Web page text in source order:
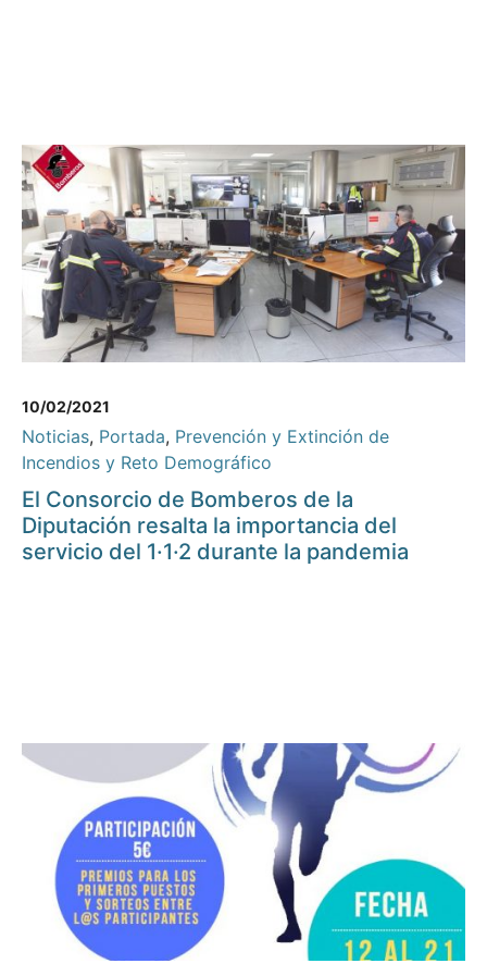
10/02/2021
Noticias, Portada, Prevención y Extinción de
Incendios y Reto Demográfico
El Consorcio de Bomberos de la
Diputación resalta la importancia del
servicio del 1·1·2 durante la pandemia